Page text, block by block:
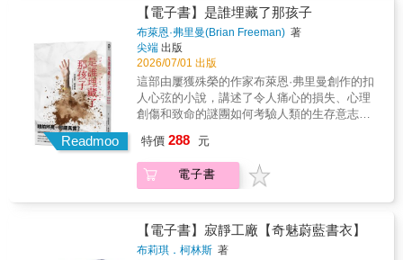
會遺忘小說中的細節，然而閱讀的震撼與繚繞
卻會永恆地烙印在心底，久久不散。 ──余小芳
（暨南大學推理同好會顧問） 拉森一方面將批
判高度拉高到國家常以國家安全為名對個人人
權進行侵害，同時也批判既有體制常容易偏袒
男性及優勢族群，從而造成女性及弱勢族群的
「易受傷害性」，既巨觀也微觀、且切中核
心：結構與體制常是壓迫個體的最大怪獸。具
有北歐推理批判血統的千禧系列，是我晚近看
采，無論喜不喜歡閱讀推理小說的朋友，都不
容錯過！ ──Fran T.Y.（台灣讀者） ★☆ 「千
禧三部曲」獲獎紀錄 ☆★兩度奪下兩屆北歐最
佳犯罪小說「玻璃鑰匙獎」美國安東尼大獎最
佳首作美國亞馬遜書店年度十大編輯選書亞馬
遜讀者年度選書之冠瑞典最佳犯罪小說獎 全瑞
搏擊能力則足以對付身高體重遠超過她的彪形
大漢……她滿足了大家對於公義的渴望：我們
多麼希望看到貌似受害者的「弱」女子，能夠
出人意表地擊倒恃強凌弱的壞人啊！ ──顏九笙
（推理小說書評人） 莎蘭德是好一段時間以
來，出現在驚悚小說裡最獨特的角色之一—奧
黛莉．赫本般的長相，卻又滿身刺青與環洞，
拉．卡芙特，冷靜不受感情影響的知性又有如
《星際爭霸戰》的史巴克。她一度被政府社服
體系貼上精神失能的標籤，卻證明了自己也能
像任何電玩戰士一樣閃亮靈巧。 ──《紐約時
報》 透過難搞又無禮的莎蘭德，拉森創造了多
年來犯罪小說界所出現過最具原創性的女英雄
角色。 ──《獨立報》 最吸引人的還是莎蘭德
這個角色……誰會料想到一個瑞典怪胎（駭
樂性，但主菜永遠是歐斯曼創造出的角色，他
們一如往常風趣又溫暖。我喜愛《週四謀殺俱
樂部》系列的其中一個原因，就是書中的世界
隨著每本新續集拓展得更廣。」──NPR 「辦案
過程中的障眼法令人滿意，謎團的答案也是精
心建構&hellip;&hellip;歐斯曼筆下歡樂的世界會
讓你樂而忘返。」──《柯克斯書評》（星號推
的方式收束，並且表現出許許多多人物之間愛
的交流。」──《書單》（星號推薦） 「罪案情
節雖然精采且峰迴路轉，但真正的重點是週四
俱樂部成員以及他們親友（其中還包括了幾位
以溫暖而幽默的筆調寫就。」──《圖書館期
羅。 尼克失蹤後不久，他的合夥人也意外身
亡，自稱毫不知情的保羅眼看就要成為最大的
受益者。這下子，週四謀殺俱樂部非得查明尼
克的下落和那筆誘人財富的來龍去脈，才能確
定喬伊絲的寶貝女兒嫁的是善良風趣的靈魂伴
侶，還是暗藏心計的危險人物&hellip;&hellip;？
┤書評讚譽├ 「有著類似先前幾部作品的狡黠幽
默和驚悚懸疑元素：汽車炸彈、失蹤人口、可
能無法開啟的保險箱、冷酷無情的達官貴人、
紀而小看他們）。但歐斯曼的書迷知道本書的
內涵不只如此&hellip;&hellip;娛樂的情節當中埋
入的主題包括哀悼、失落、友情、家長與成年
──《紐約時報》 「故事核心的謎案當然充滿娛
樂性，但主菜永遠是歐斯曼創造出的角色，他
說之一、《明星論壇報》選為「夏季最佳作品
之一」、台灣犯罪作家協會「年度最佳翻譯小
說」 《圈套》：理查與朱迪讀書俱樂部年度推
薦書單 我曾經是個騙子，九年前轉行成為律
師。轉換跑道之後，我發現自己還在玩同樣的
把戲&hellip;&hellip;只不過這一次，我擺弄的對
象成了檢察官、陪審團和法官，而我穿著現成
的律師。 作為大名鼎鼎的痞子律師，他曾經是
街頭混混，靠唬爛跟偷竊維生，如今卻站上法
庭，為無人相信的委託人辯護。他一腳踩在法
耍弄人心、靠一張嘴與好身手贏來的本事。 孕
婦瑪莉亞．赫南德茲的丈夫死於執法過當，警
敗訴，他將徹底失去一切。 & 原生電子推理雜
誌《PUZZLE》主編冬陽、推理評論家余小
芳、故事革命創辦人李洛克、資深推理迷杜鵑
窩人、影視編劇黃彥樵、推理讀書人黃羅、
TNL Mediagene媒體集團內容長楊士範──重度
成癮推薦（依姓氏筆畫排序） 【艾迪．弗林系
列】得獎經歷 《不能贏的辯護》：英國犯罪作
家協會鐵匕首獎入圍、北愛爾蘭藝術委員會的
ACES文學獎、獲選亞馬遜2015年最優秀處女
子律師》：英國犯罪作家協會金匕首獎 《第十
三位陪審員》：獲柴克斯頓年度老牌詭奇犯罪
小說獎 《紐約時報》夏季必讀書單首選、
《出版者週刊》2019夏日必讀選書、英國主流
媒體《電訊報》評選2018最佳28部犯罪驚悚小
說之一、《明星論壇報》選為「夏季最佳作品
Readmoo
【電子書】是誰埋藏了那孩子
布萊恩·弗里曼(Brian Freeman) 著
尖端 出版
2026/07/01 出版
這部由屢獲殊榮的作家布萊恩·弗里曼創作的扣
人心弦的小說，講述了令人痛心的損失、心理
創傷和致命的謎團如何考驗人類的生存意志。
景，創作出同名驚悚小說而聞名的作家——莉
莎・鮑爾，如今靈魂飽受折磨。她隱居在偏僻
的房子裡，獨自承受著失去所有親人的痛苦：
講述了一個令人毛骨悚然的故事：他目睹了一
場殘忍的謀殺，僥倖逃生——而警方卻想掩蓋
特價 288 元
電子書
【電子書】寂靜工廠【奇魅蔚藍書衣】
布莉琪．柯林斯 著